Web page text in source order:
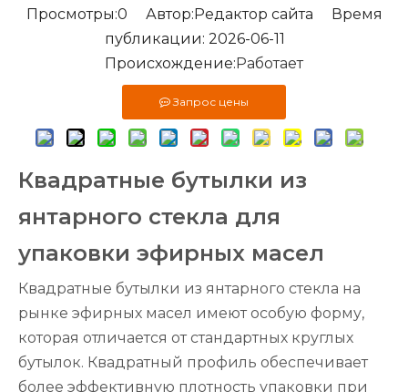
Просмотры:0 Автор:Pедактор сайта Время
публикации: 2026-06-11
Происхождение:Работает
Запрос цены
Квадратные бутылки из
янтарного стекла для
упаковки эфирных масел
Квадратные бутылки из янтарного стекла на
рынке эфирных масел имеют особую форму,
которая отличается от стандартных круглых
бутылок. Квадратный профиль обеспечивает
более эффективную плотность упаковки при